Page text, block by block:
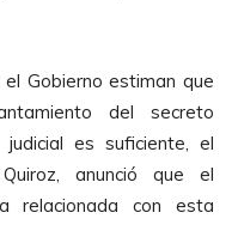
Gobierno estiman que
del secreto
judicial es suficiente, el
anunció que el
relacionada con esta